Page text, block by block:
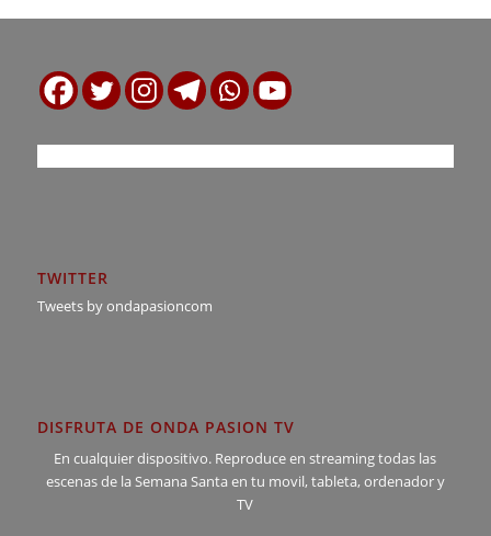
TWITTER
Tweets by ondapasioncom
DISFRUTA DE ONDA PASION TV
En cualquier dispositivo. Reproduce en streaming todas las
escenas de la Semana Santa en tu movil, tableta, ordenador y
TV